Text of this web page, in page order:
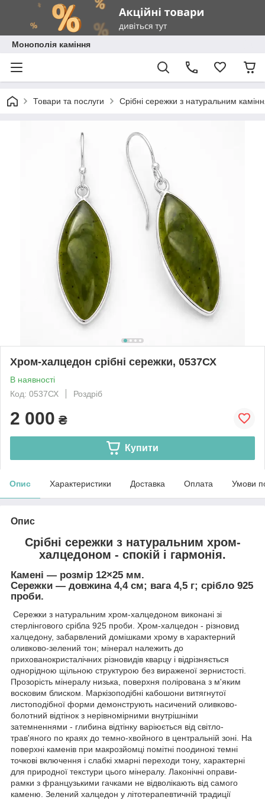
Монополія каміння
Товари та послуги Срібні сережки з натуральним
Хром-халцедон срібні сережки, 0537СХ
В наявності
Код: 0537СХ
Роздріб
2 000 ₴
Купити
Опис Характеристики Доставка Оплата Умови
Опис
Срібні сережки з натуральним хром-
халцедоном - спокій і гармонія.
Камені — розмір 12×25 мм.
Сережки — довжина 4,4 см; вага 4,5 г; срібло 925
проби.
Сережки з натуральним хром-халцедоном виконані зі
стерлінгового срібла 925 проби. Хром-халцедон - різновид
халцедону, забарвлений домішками хрому в характерний
оливково-зелений тон; мінерал належить до
прихованокристалічних різновидів кварцу і відрізняється
однорідною щільною структурою без вираженої зернистості.
Прозорість мінералу низька, поверхня полірована з м'яким
восковим блиском. Маркізоподібні кабошони витягнутої
листоподібної форми демонструють насичений оливково-
болотний відтінок з нерівномірними внутрішніми
затемненнями - глибина відтінку варіюється від світло-
трав'яного по краях до темно-хвойного в центральній зоні. На
поверхні каменів при макрозйомці помітні поодинокі темні
точкові включення і слабкі хмарні переходи тону, характерні
для природної текстури цього мінералу. Лаконічні оправи-
рамки з французькими гачками не відволікають від самого
каменю. Зелений халцедон у літотерапевтичній традиції